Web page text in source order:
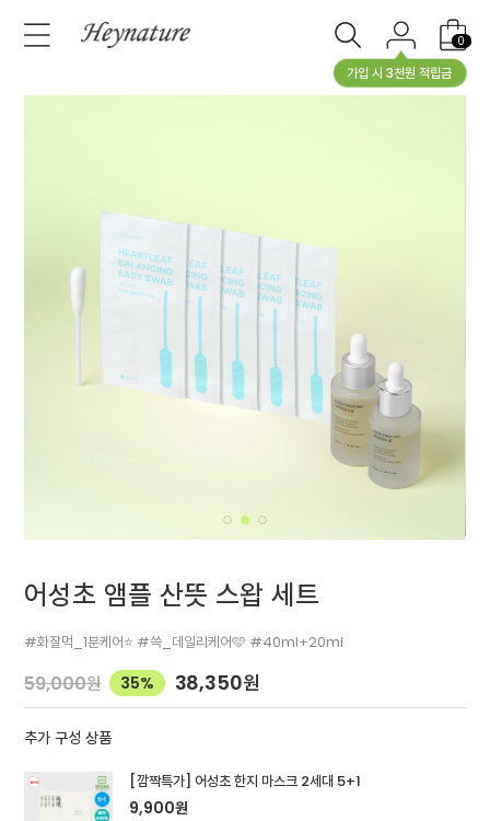
가입 시 3천원 적립금
0
어성초 앰플 산뜻 스왑 세트
#화잘먹_1분케어⭐ #쓱_데일리케어🩵 #40ml+20ml
59,000원 35% 38,350원
추가 구성 상품
[깜짝특가] 어성초 한지 마스크 2세대 5+1
9,900원